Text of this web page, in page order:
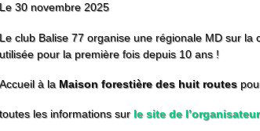
Le 30 novembre 2025
Le club Balise 77 organise une régionale MD sur la
utilisée pour la première fois depuis 10 ans !
Accueil à la Maison forestière des huit routes
toutes les informations sur le site de l’organisateur